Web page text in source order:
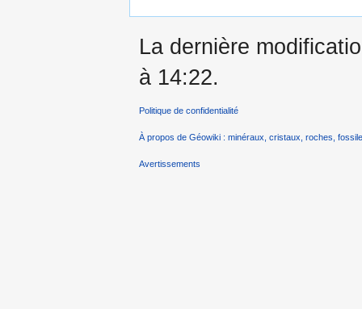
La dernière
à 14:22.
Politique de confidentialité
À propos de Géowiki : minéraux, cristaux, roches,
Avertissements